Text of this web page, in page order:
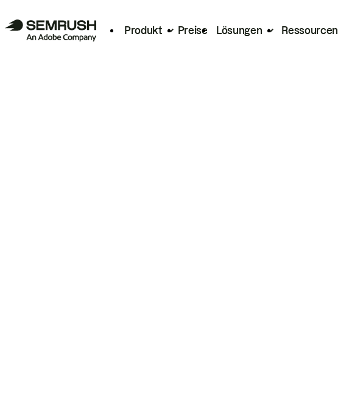
Produkt Preise Lösungen Ressourcen